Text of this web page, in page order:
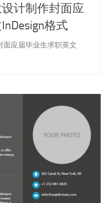
计制作封面应
格式
面应届毕业生求职英文